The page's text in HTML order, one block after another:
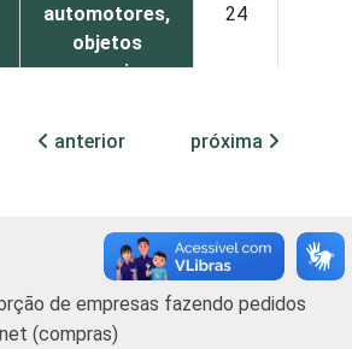
automotores,
objetos
pessoais e
24
serviços
prestados às
empresas
23 26
anterior próxima
de empresas fazendo pedidos
(compras)